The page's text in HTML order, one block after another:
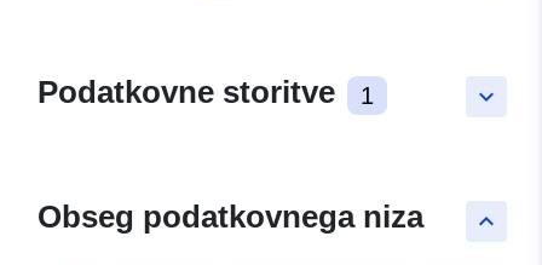
keyboard_arrow_down
Podatkovne storitve 1
keyboard_arrow_up
Obseg podatkovnega niza